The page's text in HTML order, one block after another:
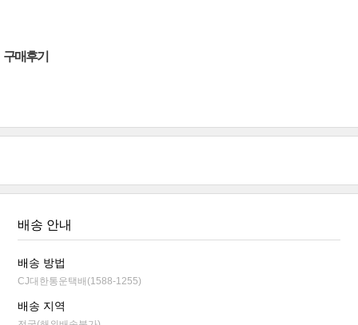
구매후기
배송 안내
배송 방법
CJ대한통운택배(1588-1255)
배송 지역